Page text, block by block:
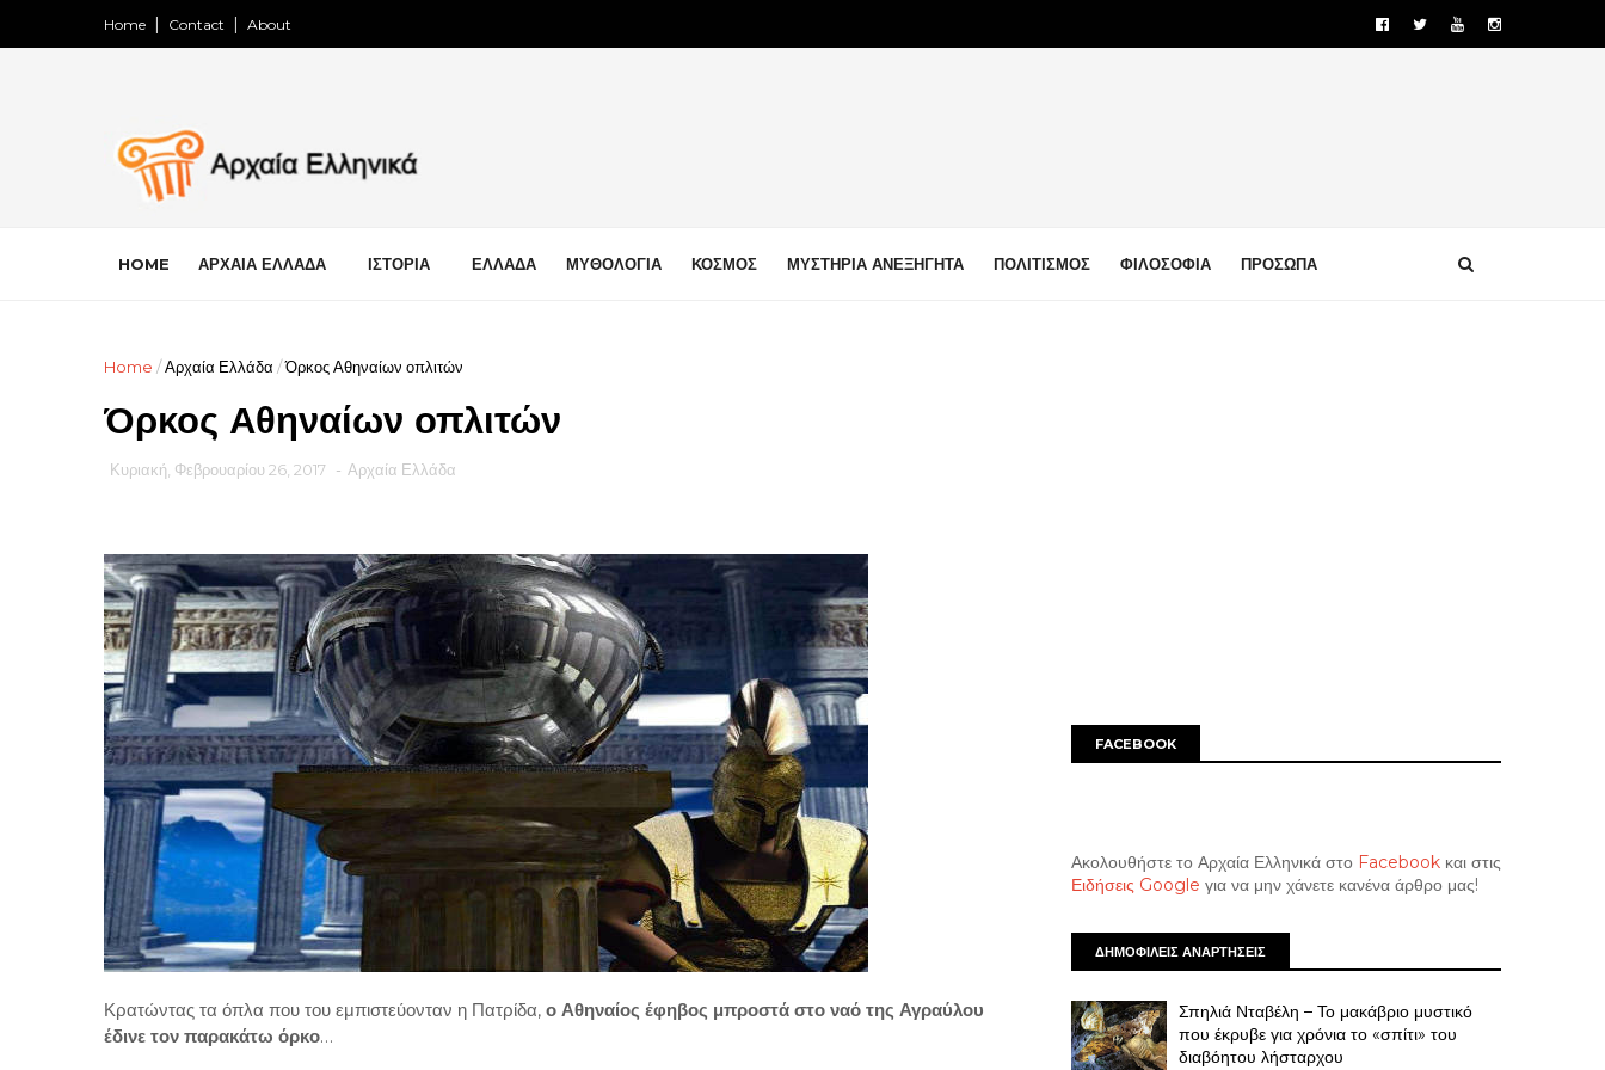
Home Contact About
HOME ΑΡΧΑΙΑ ΕΛΛΑΔΑ ΙΣΤΟΡΙΑ ΕΛΛΑΔΑ ΜΥΘΟΛΟΓΙΑ ΚΟΣΜΟΣ ΜΥΣΤΗΡΙΑ ΑΝΕΞΗΓΗΤΑ ΠΟΛΙΤΙΣΜΟΣ ΦΙΛΟΣΟΦΙΑ ΠΡΟΣΩΠΑ
Home /Αρχαία Ελλάδα /Όρκος Αθηναίων οπλιτών
Όρκος Αθηναίων οπλιτών
Κυριακή, Φεβρουαρίου 26, 2017 - Αρχαία Ελλάδα
Κρατώντας τα όπλα που του εμπιστεύονταν η Πατρίδα, ο Αθηναίος έφηβος μπροστά στο ναό της Αγραύλου
έδινε τον παρακάτω όρκο…
FACEBOOK
Ακολουθήστε το Αρχαία Ελληνικά στο Facebook και στις
Ειδήσεις Google για να μην χάνετε κανένα άρθρο μας!
ΔΗΜΟΦΙΛΕΙΣ ΑΝΑΡΤΗΣΕΙΣ
Σπηλιά Νταβέλη – Το μακάβριο μυστικό
που έκρυβε για χρόνια το «σπίτι» του
διαβόητου λήσταρχου